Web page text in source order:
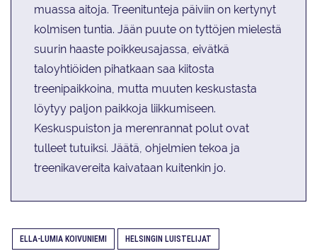
muassa aitoja. Treenitunteja päiviin on kertynyt
kolmisen tuntia. Jään puute on tyttöjen mielestä
suurin haaste poikkeusajassa, eivätkä
taloyhtiöiden pihatkaan saa kiitosta
treenipaikkoina, mutta muuten keskustasta
löytyy paljon paikkoja liikkumiseen.
Keskuspuiston ja merenrannat polut ovat
tulleet tutuiksi. Jäätä, ohjelmien tekoa ja
treenikavereita kaivataan kuitenkin jo.
ELLA-LUMIA KOIVUNIEMI HELSINGIN LUISTELIJAT